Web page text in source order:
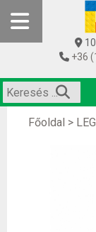
+36
Főoldal >